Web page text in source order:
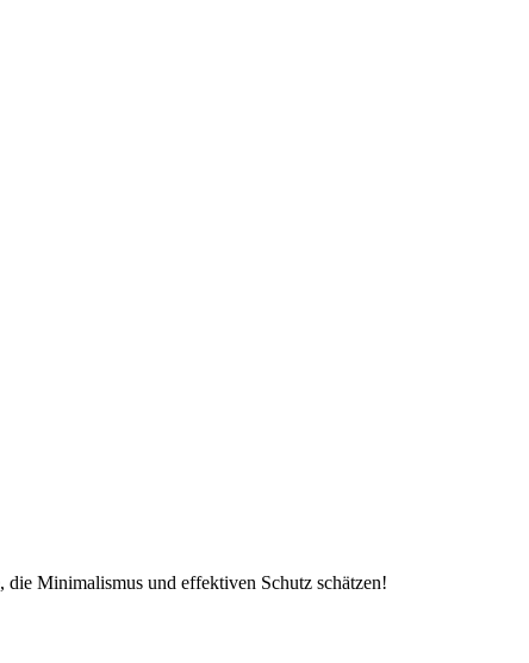
Minimalismus und effektiven Schutz schätzen!